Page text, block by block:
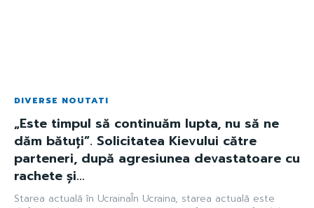
DIVERSE NOUTATI
„Este timpul să continuăm lupta, nu să ne
dăm bătuți”. Solicitatea Kievului către
parteneri, după agresiunea devastatoare cu
rachete și…
Starea actuală în UcrainaÎn Ucraina, starea actuală este